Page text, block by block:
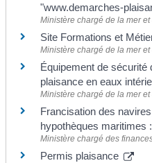
"www.demarches-
Ministère chargé de la mer
Site Formations et
Ministère chargé de la mer
Équipement de sécurité
plaisance en eaux
Ministère chargé de la mer
Francisation des
hypothèques maritimes
Ministère chargé des
Permis plaisance